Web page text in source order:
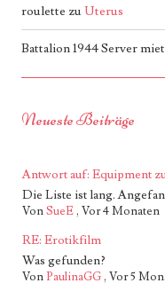
roulette zuUterus
Battalion 1944 Server
Neueste Beiträge
Antwort auf: Equipment
Die Liste ist lang.
VonSueE, Vor 4 Monaten
RE: Erotikfilm
Was gefunden?
VonPaulinaGG, Vor 5